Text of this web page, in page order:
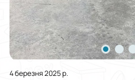
4 березня 2025 р.